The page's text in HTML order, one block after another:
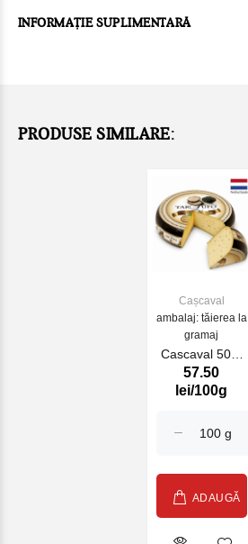
INFORMAȚIE SUPLIMENTARĂ
PRODUSE SIMILARE:
Cașcaval
ambalaj: tăierea la
gramaj
Cascaval 50%
Farm Tartufo
(070675)
57.50
lei/100g
ADAUGĂ